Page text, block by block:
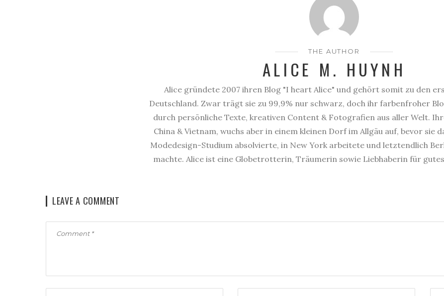
THE AUTHOR
ALICE M. HUYNH
Alice gründete 2007 ihren Blog "I heart Alice" und gehört somit zu den
Deutschland. Zwar trägt sie zu 99,9% nur schwarz, doch ihr farbenfroher
durch persönliche Texte, kreativen Content & Fotografien aus aller Welt.
China & Vietnam, wuchs aber in einem kleinen Dorf im Allgäu auf, bevor sie
Modedesign-Studium absolvierte, in New York arbeitete und letztendlich
machte. Alice ist eine Globetrotterin, Träumerin sowie Liebhaberin für gutes
LEAVE A COMMENT